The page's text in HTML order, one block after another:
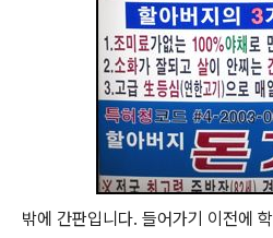
밖에 간판입니다. 들어가기 이전에